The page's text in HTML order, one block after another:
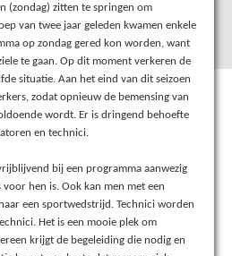
(zondag) zitten te springen om
van twee jaar geleden kwamen enkele
op zondag gered kon worden, want
te gaan. Op dit moment verkeren de
situatie. Aan het eind van dit seizoen
zodat opnieuw de bemensing van
wordt. Er is dringend behoefte
en technici.
bij een programma aanwezig
hen is. Ook kan men met een
een sportwedstrijd. Technici worden
Het is een mooie plek om
krijgt de begeleiding die nodig en